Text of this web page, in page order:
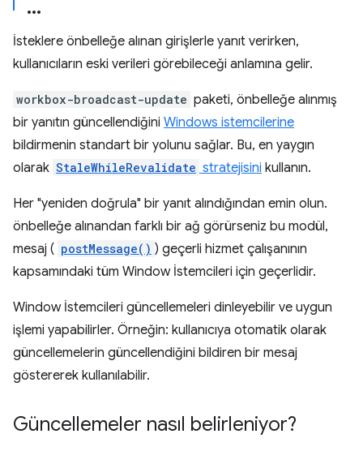
İsteklere önbelleğe alınan girişlerle yanıt verirken,
kullanıcıların eski verileri görebileceği anlamına gelir.
workbox-broadcast-update paketi, önbelleğe alınmış
bir yanıtın güncellendiğini Windows istemcilerine
bildirmenin standart bir yolunu sağlar. Bu, en yaygın
olarak StaleWhileRevalidate stratejisini kullanın.
Her "yeniden doğrula" bir yanıt alındığından emin olun.
önbelleğe alınandan farklı bir ağ görürseniz bu modül,
mesaj ( postMessage() ) geçerli hizmet çalışanının
kapsamındaki tüm Window İstemcileri için geçerlidir.
Window İstemcileri güncellemeleri dinleyebilir ve uygun
işlemi yapabilirler. Örneğin: kullanıcıya otomatik olarak
güncellemelerin güncellendiğini bildiren bir mesaj
göstererek kullanılabilir.
Güncellemeler nasıl belirleniyor?